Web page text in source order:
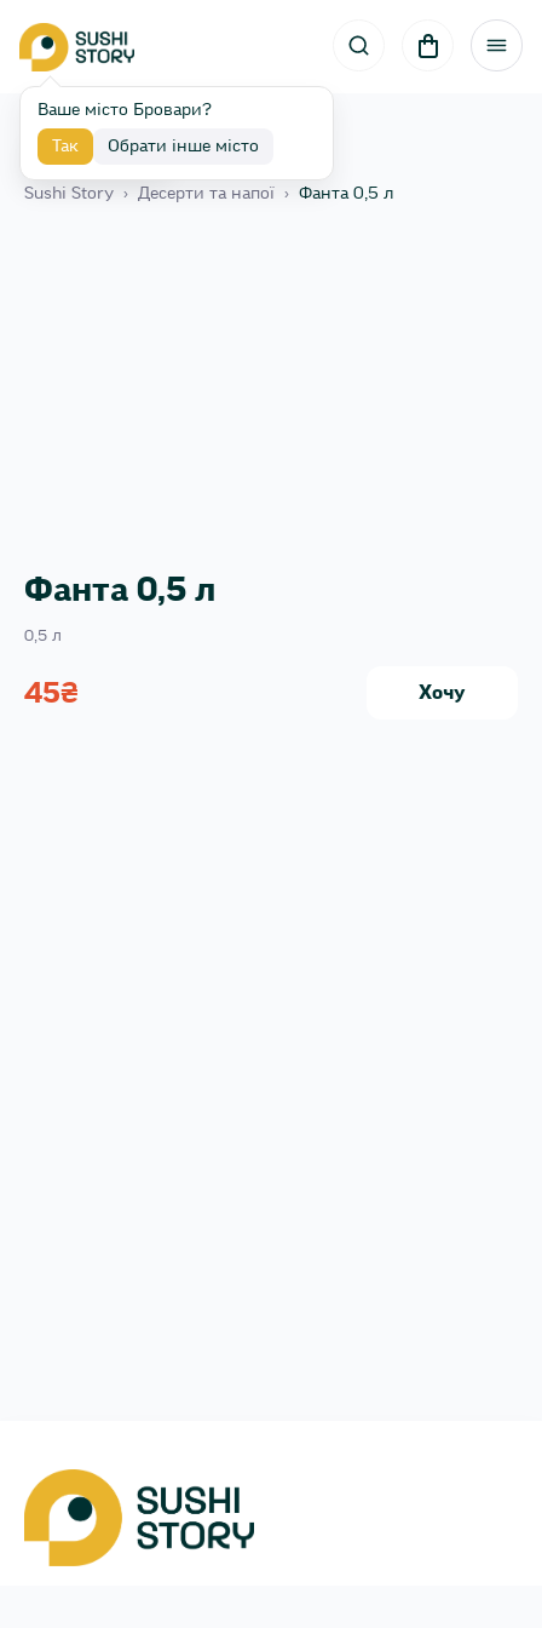
Ваше місто Бровари?
Так Обрати інше місто
Назад
Sushi Story › Десерти та напої › Фанта 0,5 л
Фанта 0,5 л
0,5 л
45₴ Хочу